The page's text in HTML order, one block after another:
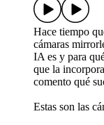
Hace tiempo
cámaras
IA es y para
que la
comento qué
Estas son las